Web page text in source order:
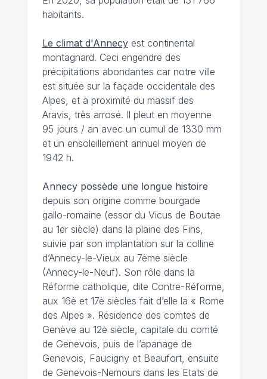
habitants.
Le climat d'Annecyest continental
montagnard. Ceci engendre des
précipitations abondantes car notre ville
est située sur la façade occidentale des
Alpes, et à proximité du massif des
Aravis, très arrosé. Il pleut en moyenne
95 jours / an avec un cumul de 1330 mm
et un ensoleillement annuel moyen de
1942 h.
Annecy possède une longue histoire
depuis son origine comme bourgade
gallo-romaine (essor du Vicus de Boutae
au 1er siècle) dans la plaine des Fins,
suivie par son implantation sur la colline
d’Annecy-le-Vieux au 7ème siècle
(Annecy-le-Neuf). Son rôle dans la
Réforme catholique, dite Contre-Réforme,
aux 16è et 17è siècles fait d’elle la « Rome
des Alpes ». Résidence des comtes de
Genève au 12è siècle, capitale du comté
de Genevois, puis de l’apanage de
Genevois, Faucigny et Beaufort, ensuite
de Genevois-Nemours dans les Etats de